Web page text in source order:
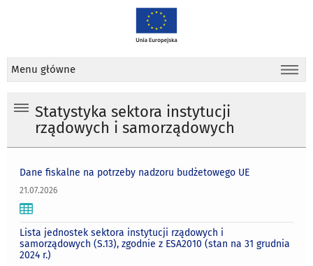
Menu główne
Statystyka sektora instytucji
rządowych i samorządowych
Dane fiskalne na potrzeby nadzoru budżetowego UE
21.07.2026
Lista jednostek sektora instytucji rządowych i
samorządowych (S.13), zgodnie z ESA2010 (stan na 31 grudnia
2024 r.)